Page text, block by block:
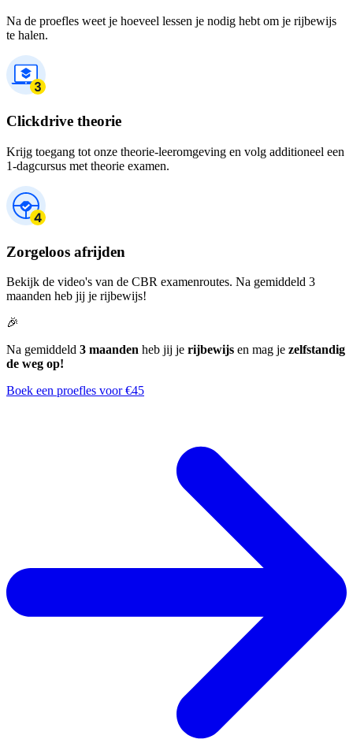
Na de proefles weet je hoeveel lessen je nodig hebt om je rijbewijs
te halen.
Clickdrive theorie
Krijg toegang tot onze theorie-leeromgeving en volg additioneel een
1-dagcursus met theorie examen.
Zorgeloos afrijden
Bekijk de video's van de CBR examenroutes. Na gemiddeld 3
maanden heb jij je rijbewijs!
🎉
Na gemiddeld 3 maanden heb jij je rijbewijs en mag je zelfstandig
de weg op!
Boek een proefles voor €45